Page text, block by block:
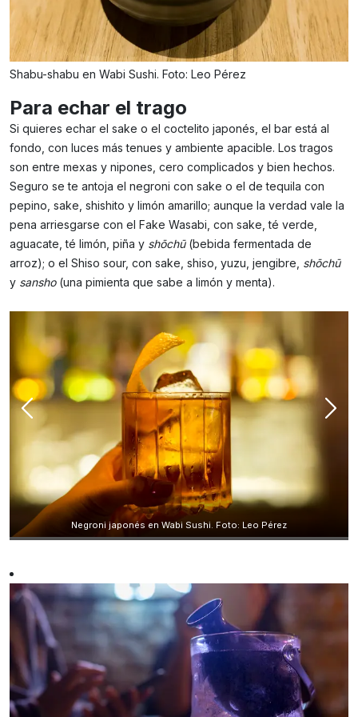
Shabu-shabu en Wabi Sushi. Foto: Leo Pérez
Para echar el trago
Si quieres echar el sake o el coctelito japonés, el bar está al
fondo, con luces más tenues y ambiente apacible. Los tragos
son entre mexas y nipones, cero complicados y bien hechos.
Seguro se te antoja el negroni con sake o el de tequila con
pepino, sake, shishito y limón amarillo; aunque la verdad vale la
pena arriesgarse con el Fake Wasabi, con sake, té verde,
aguacate, té limón, piña y shōchū(bebida fermentada de
arroz); o el Shiso sour, con sake, shiso, yuzu, jengibre, shōchū
y sansho(una pimienta que sabe a limón y menta).
Negroni japonés en Wabi Sushi. Foto: Leo Pérez